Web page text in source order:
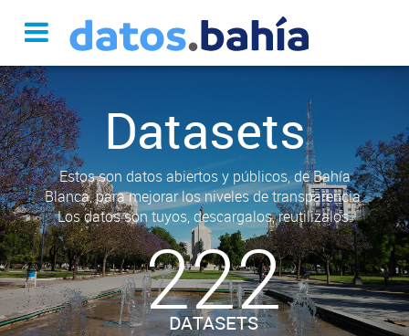
Datasets
Estos son datos abiertos y públicos, de Bahía
Blanca, para mejorar los niveles de transparencia.
Los datos son tuyos, descargalos, reutilizalos.
222
DATASETS